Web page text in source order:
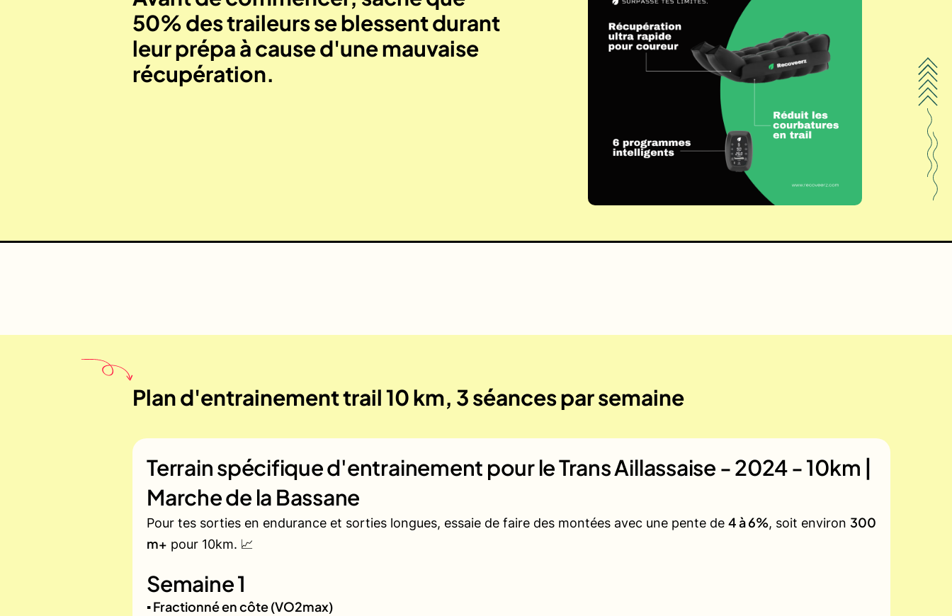
50% des traileurs se blessent durant
leur prépa à cause d'une mauvaise
récupération.
Plan d'entrainement trail 10 km, 3 séances par semaine
Terrain spécifique d'entrainement pour leTrans Aillassaise - 2024 - 10km |
Marche de la Bassane
Pour tes sorties en endurance et sorties longues, essaie de faire des montées avec une pente de 4 à 6%, soit environ 300
m+ pour 10km. 📈
Semaine 1
▪️ Fractionné en côte (VO2max)